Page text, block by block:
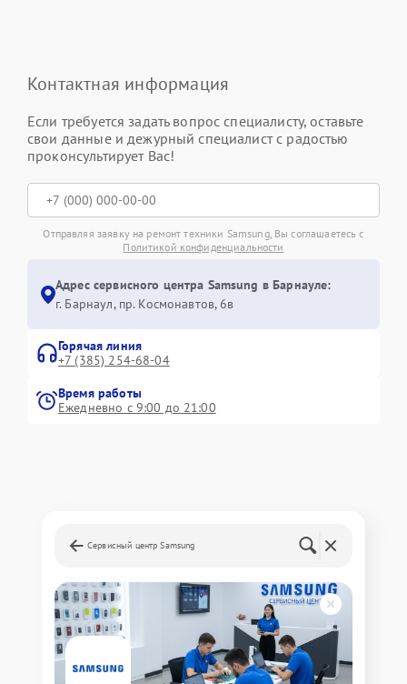
Контактная информация
Если требуется задать вопрос специалисту, оставьте
свои данные и дежурный специалист с радостью
проконсультирует Вас!
Отправляя заявку на ремонт техники Samsung, Вы соглашаетесь с
Политикой конфиденциальности
Адрес сервисного центра Samsung в Барнауле:
г. Барнаул, ​пр. Космонавтов, 6в
Горячая линия
+7 (385) 254-68-04
Время работы
Ежедневно с 9:00 до 21:00
Сервисный центр Samsung